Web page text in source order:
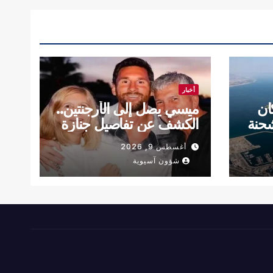
أخبار
ميسي يصل إلى الأرجنتين..
الكشف عن تفاصيل جنازة
والده
أغسطس 9, 2026
شؤون آسيوية